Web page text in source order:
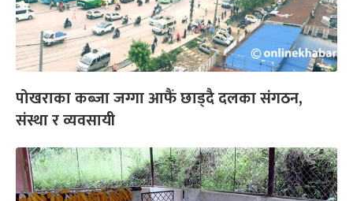
पोखराका कब्जा जग्गा आफैं छाड्दै दलका संगठन,
संस्था र व्यवसायी